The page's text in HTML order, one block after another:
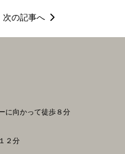
次の記事へ
に向かって徒歩８分
２分